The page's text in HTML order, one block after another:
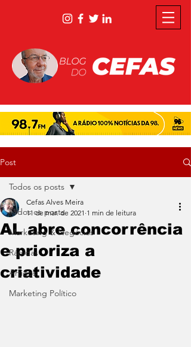
Post
Todos os posts
Marketing & Negócios
Rápidas
Artigos
Marketing Político
Todos os posts
AL abre concorrência
e prioriza a
criatividade
Cefas Alves Meira
11 de mar. de 2021 1 min de leitura